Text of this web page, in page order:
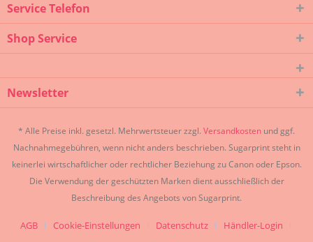
Service Telefon
Shop Service
Newsletter
* Alle Preise inkl. gesetzl. Mehrwertsteuer zzgl. Versandkosten und ggf.
Nachnahmegebühren, wenn nicht anders beschrieben. Sugarprint steht in
keinerlei wirtschaftlicher oder rechtlicher Beziehung zu Canon oder Epson.
Die Verwendung der geschützten Marken dient ausschließlich der
Beschreibung des Angebots von Sugarprint.
AGB Cookie-Einstellungen Datenschutz
Händler-Login